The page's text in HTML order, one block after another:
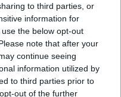
to third parties, or
information for
the below opt-out
note that after your
continue seeing
information utilized by
to third parties prior to
out of the further
συστήνουν τα
- Παράρτημα
του!